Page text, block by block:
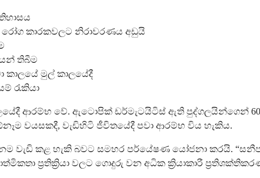
රෝග කාරකවලට නිරාවරණය අඩුයි
තිබීම
මුල් කාලයේදී
රැකියා
ආරම්භ වේ. ඇටොපික් ඩර්මැටයිටිස් ඇති පුද්ගලයින්ගෙන්
වයසකදී, වැඩිහිටි ජීවිතයේදී පවා ආරම්භ විය හැකිය.
වැඩි කළ හැකි බවට සමහර පර්යේෂණ යෝජනා කරයි.
ප්‍රතික්‍රියා වලට ගොදුරු වන අධික ක්‍රියාකාරී